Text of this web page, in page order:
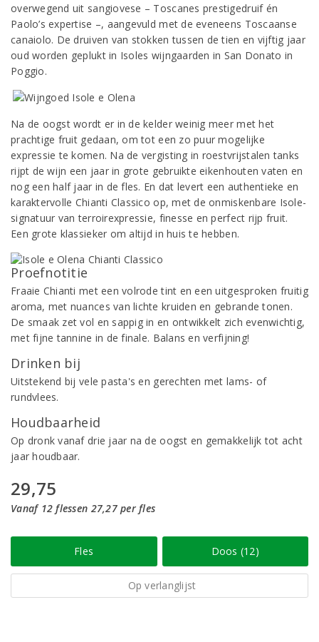
overwegend uit sangiovese – Toscanes prestigedruif én
Paolo’s expertise –, aangevuld met de eveneens Toscaanse
canaiolo. De druiven van stokken tussen de tien en vijftig jaar
oud worden geplukt in Isoles wijngaarden in San Donato in
Poggio.
Na de oogst wordt er in de kelder weinig meer met het
prachtige fruit gedaan, om tot een zo puur mogelijke
expressie te komen. Na de vergisting in roestvrijstalen tanks
rijpt de wijn een jaar in grote gebruikte eikenhouten vaten en
nog een half jaar in de fles. En dat levert een authentieke en
karaktervolle Chianti Classico op, met de onmiskenbare Isole-
signatuur van terroirexpressie, finesse en perfect rijp fruit.
Een grote klassieker om altijd in huis te hebben.
Proefnotitie
Fraaie Chianti met een volrode tint en een uitgesproken fruitig
aroma, met nuances van lichte kruiden en gebrande tonen.
De smaak zet vol en sappig in en ontwikkelt zich evenwichtig,
met fijne tannine in de finale. Balans en verfijning!
Drinken bij
Uitstekend bij vele pasta's en gerechten met lams- of
rundvlees.
Houdbaarheid
Op dronk vanaf drie jaar na de oogst en gemakkelijk tot acht
jaar houdbaar.
29,75
Vanaf 12 flessen 27,27 per fles
Fles Doos (12)
Op verlanglijst